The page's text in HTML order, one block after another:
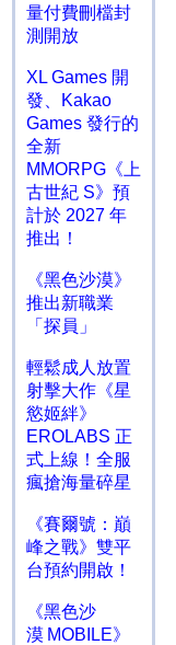
量付費刪檔封
測開放
XL Games 開
發、Kakao
Games 發行的
全新
MMORPG《上
古世紀 S》預
計於 2027 年
推出！
《黑色沙漠》
推出新職業
「探員」
輕鬆成人放置
射擊大作《星
慾姬絆》
EROLABS 正
式上線！全服
瘋搶海量碎星
《賽爾號：巔
峰之戰》雙平
台預約開啟！
《黑色沙
漠 MOBILE》